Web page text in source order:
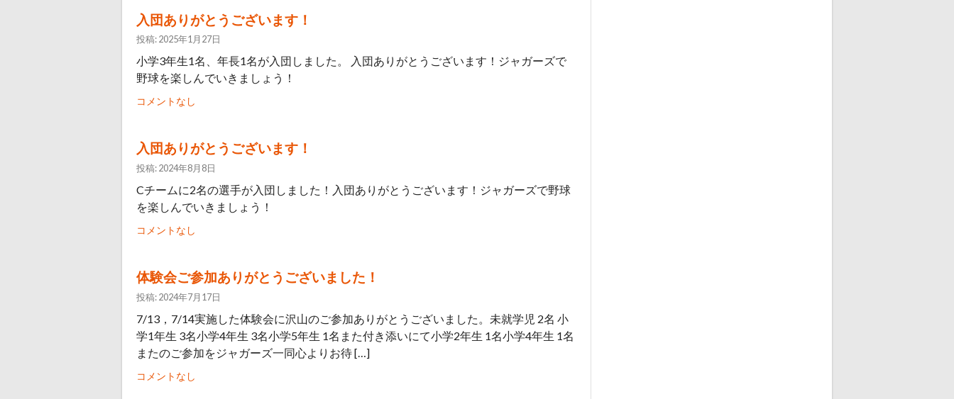
入団ありがとうございます！
投稿: 2025年1月27日
小学3年生1名、年長1名が入団しました。 入団ありがとうございます！ジャガーズで
野球を楽しんでいきましょう！
コメントなし
入団ありがとうございます！
投稿: 2024年8月8日
Cチームに2名の選手が入団しました！入団ありがとうございます！ジャガーズで野球
を楽しんでいきましょう！
コメントなし
体験会ご参加ありがとうございました！
投稿: 2024年7月17日
7/13，7/14実施した体験会に沢山のご参加ありがとうございました。未就学児 2名 小
学1年生 3名小学4年生 3名小学5年生 1名また付き添いにて小学2年生 1名小学4年生 1名
またのご参加をジャガーズ一同心よりお待 […]
コメントなし